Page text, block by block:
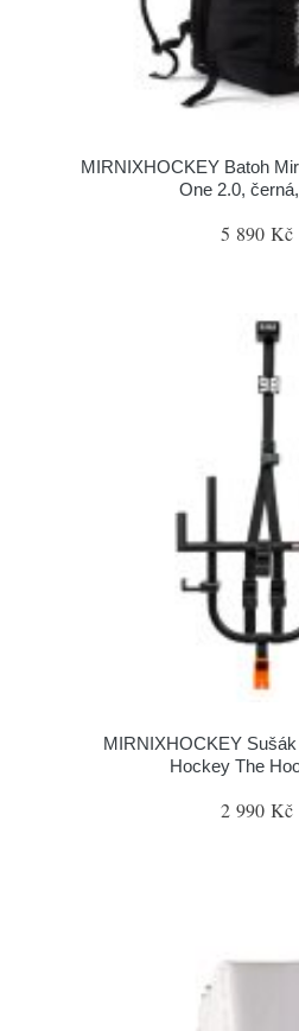
MIRNIXHOCKEY Batoh
One 2.0,
5 890 Kč
MIRNIXHOCKEY
Hockey The
2 990 Kč